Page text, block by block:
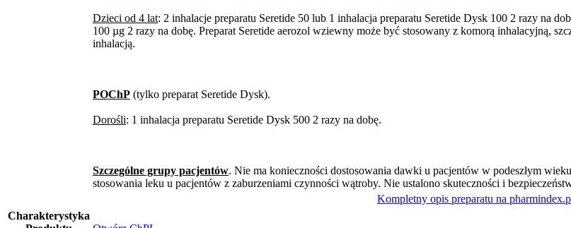
Dzieci od 4 lat: 2 inhalacje preparatu Seretide 50 lub 1 inhalacja preparatu Seretide Dysk 100 2 razy na
100 µg 2 razy na dobę. Preparat Seretide aerozol wziewny może być stosowany z komorą inhalacyjną,
inhalacją.
POChP (tylko preparat Seretide Dysk).
Dorośli: 1 inhalacja preparatu Seretide Dysk 500 2 razy na dobę.
Szczególne grupy pacjentów. Nie ma konieczności dostosowania dawki u pacjentów w podeszłym
stosowania leku u pacjentów z zaburzeniami czynności wątroby. Nie ustalono skuteczności i
Kompletny opis preparatu na
Charakterystyka